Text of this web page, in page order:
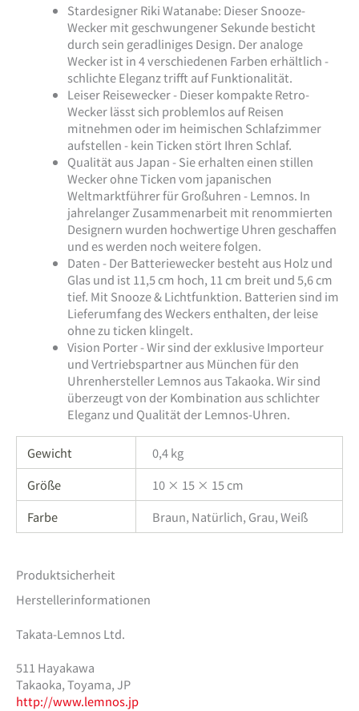
Stardesigner Riki Watanabe: Dieser Snooze-
Wecker mit geschwungener Sekunde besticht
durch sein geradliniges Design. Der analoge
Wecker ist in 4 verschiedenen Farben erhältlich -
schlichte Eleganz trifft auf Funktionalität.
Leiser Reisewecker - Dieser kompakte Retro-
Wecker lässt sich problemlos auf Reisen
mitnehmen oder im heimischen Schlafzimmer
aufstellen - kein Ticken stört Ihren Schlaf.
Qualität aus Japan - Sie erhalten einen stillen
Wecker ohne Ticken vom japanischen
Weltmarktführer für Großuhren - Lemnos. In
jahrelanger Zusammenarbeit mit renommierten
Designern wurden hochwertige Uhren geschaffen
und es werden noch weitere folgen.
Daten - Der Batteriewecker besteht aus Holz und
Glas und ist 11,5 cm hoch, 11 cm breit und 5,6 cm
tief. Mit Snooze & Lichtfunktion. Batterien sind im
Lieferumfang des Weckers enthalten, der leise
ohne zu ticken klingelt.
Vision Porter - Wir sind der exklusive Importeur
und Vertriebspartner aus München für den
Uhrenhersteller Lemnos aus Takaoka. Wir sind
überzeugt von der Kombination aus schlichter
Eleganz und Qualität der Lemnos-Uhren.
Gewicht
0,4 kg
Größe
10 × 15 × 15 cm
Farbe
Braun, Natürlich, Grau, Weiß
Produktsicherheit
Herstellerinformationen
Takata-Lemnos Ltd.
511 Hayakawa
Takaoka, Toyama, JP
http://www.lemnos.jp